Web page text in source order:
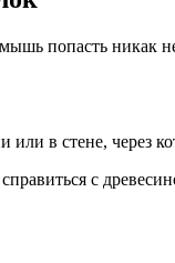
попасть никак
или в стене, через
с